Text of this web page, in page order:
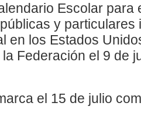
Escolar
y particulares
en los Estados
Federación el 9 de
el 15 de julio